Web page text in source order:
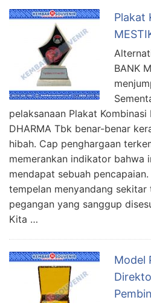
Plakat
BANK
pelaksanaan Plakat Kombinasi
DHARMA Tbk benar-benar
hibah. Cap penghargaan
memerankan indikator bahwa
mendapat sebuah
tempelan menyandang
pegangan yang sanggup
Kita …
Model